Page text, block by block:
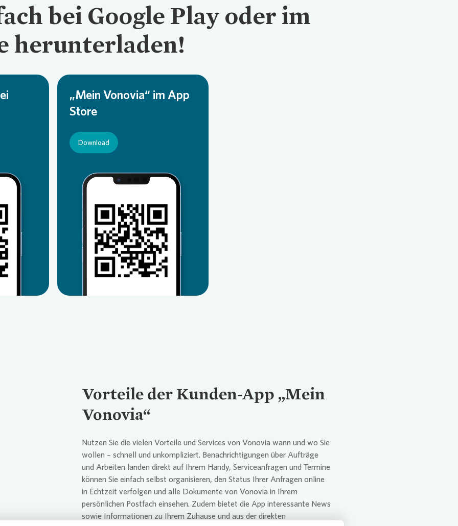
bei Google Play oder im
herunterladen!
„Mein Vonovia“ im App
Store
Download
Loading...
Vorteile der Kunden-App „Mein
Vonovia“
Nutzen Sie die vielen Vorteile und Services von Vonovia wann und wo Sie
wollen – schnell und unkompliziert. Benachrichtigungen über Aufträge
und Arbeiten landen direkt auf Ihrem Handy, Serviceanfragen und Termine
können Sie einfach selbst organisieren, den Status Ihrer Anfragen online
in Echtzeit verfolgen und alle Dokumente von Vonovia in Ihrem
persönlichen Postfach einsehen. Zudem bietet die App interessante News
sowie Informationen zu Ihrem Zuhause und aus der direkten